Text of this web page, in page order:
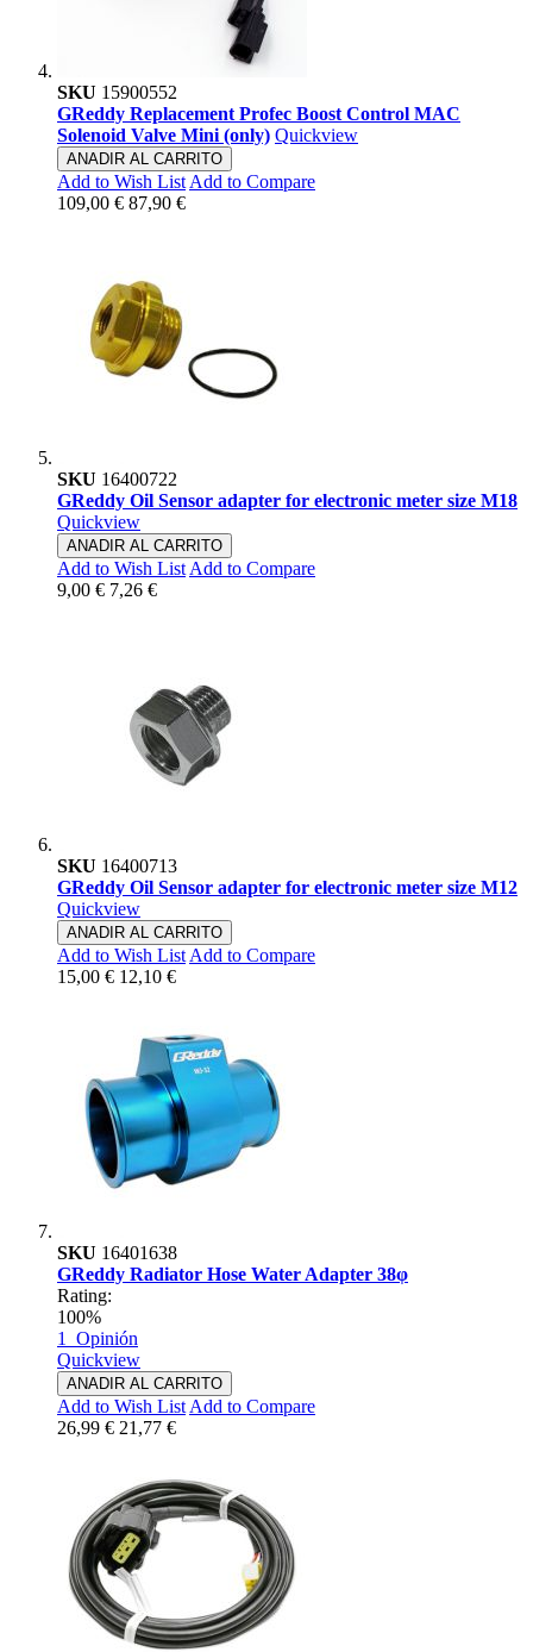
SKU 15900552
GReddy Replacement Profec Boost Control MAC
Solenoid Valve Mini (only) Quickview
ANADIR AL CARRITO
Add to Wish List Add to Compare
109,00 € 87,90 €
SKU 16400722
GReddy Oil Sensor adapter for electronic meter size M18
Quickview
ANADIR AL CARRITO
Add to Wish List Add to Compare
9,00 € 7,26 €
SKU 16400713
GReddy Oil Sensor adapter for electronic meter size M12
Quickview
ANADIR AL CARRITO
Add to Wish List Add to Compare
15,00 € 12,10 €
SKU 16401638
GReddy Radiator Hose Water Adapter 38φ
Rating:
100%
1 Opinión
Quickview
ANADIR AL CARRITO
Add to Wish List Add to Compare
26,99 € 21,77 €